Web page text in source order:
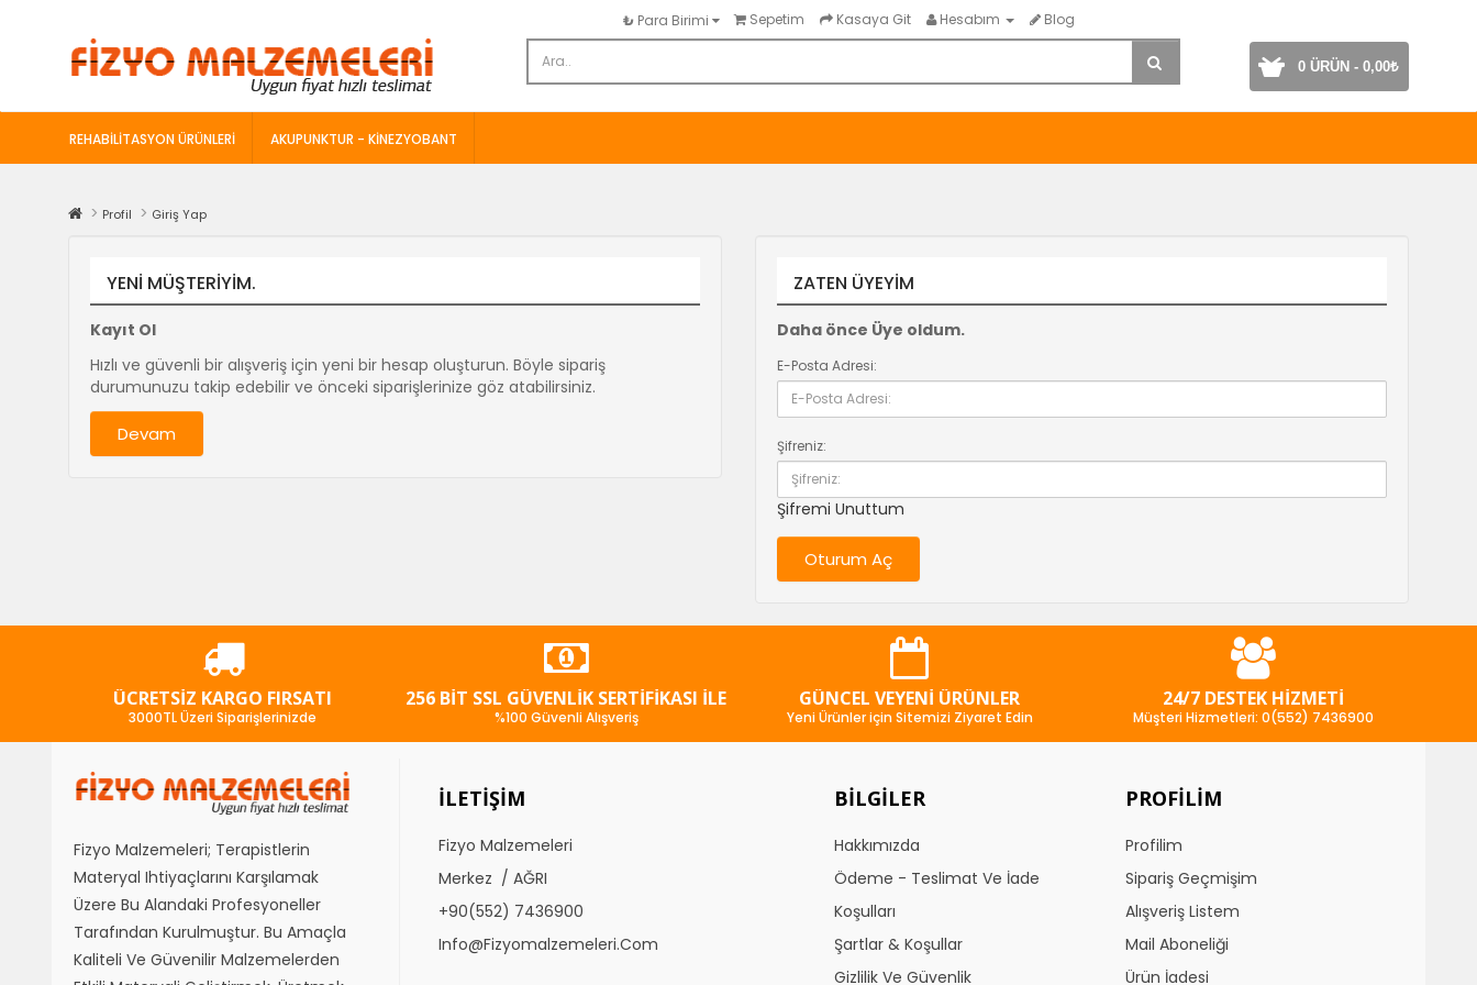
₺ Para Birimi Sepetim Kasaya Git Hesabım Blog
0 ÜRÜN - 0,00₺
REHABILITASYON ÜRÜNLERI AKUPUNKTUR - KINEZYOBANT
Profil Giriş Yap
YENI MÜŞTERIYIM.
Kayıt Ol
Hızlı ve güvenli bir alışveriş için yeni bir hesap oluşturun. Böyle sipariş
durumunuzu takip edebilir ve önceki siparişlerinize göz atabilirsiniz.
Devam
ZATEN ÜYEYIM
Daha önce Üye oldum.
E-Posta Adresi:
Şifreniz:
Şifremi Unuttum
ÜCRETSIZ KARGO FIRSATI
3000TL Üzeri Siparişlerinizde
256 BIT SSL GÜVENLIK SERTIFIKASI İLE
%100 Güvenli Alışveriş
GÜNCEL VEYENI ÜRÜNLER
Yeni Ürünler için Sitemizi Ziyaret Edin
24/7 DESTEK HIZMETI
Müşteri Hizmetleri: 0(552) 7436900
Fizyo Malzemeleri; Terapistlerin
Materyal Ihtiyaçlarını Karşılamak
Üzere Bu Alandaki Profesyoneller
Tarafından Kurulmuştur. Bu Amaçla
Kaliteli Ve Güvenilir Malzemelerden
İLETIŞIM
Fizyo Malzemeleri
Merkez / AĞRI
+90(552) 7436900
Info@fizyomalzemeleri.com
BILGILER
Hakkımızda
Ödeme - Teslimat Ve İade
Koşulları
Şartlar & Koşullar
Gizlilik Ve Güvenlik
PROFILIM
Profilim
Sipariş Geçmişim
Alışveriş Listem
Mail Aboneliği
Ürün İadesi